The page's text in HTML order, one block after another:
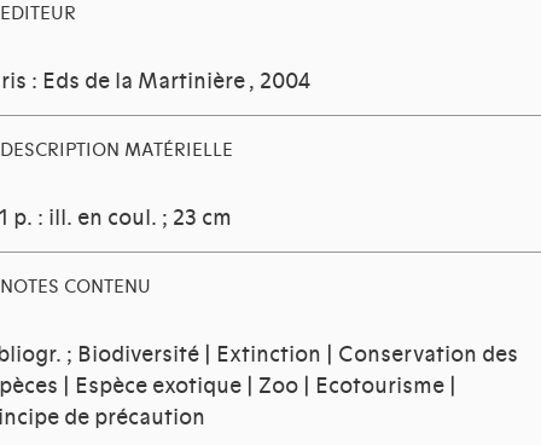
EDITEUR
: Eds de la Martinière, 2004
DESCRIPTION MATÉRIELLE
p. : ill. en coul. ; 23 cm
NOTES CONTENU
; Biodiversité | Extinction | Conservation des
| Espèce exotique | Zoo | Ecotourisme |
de précaution